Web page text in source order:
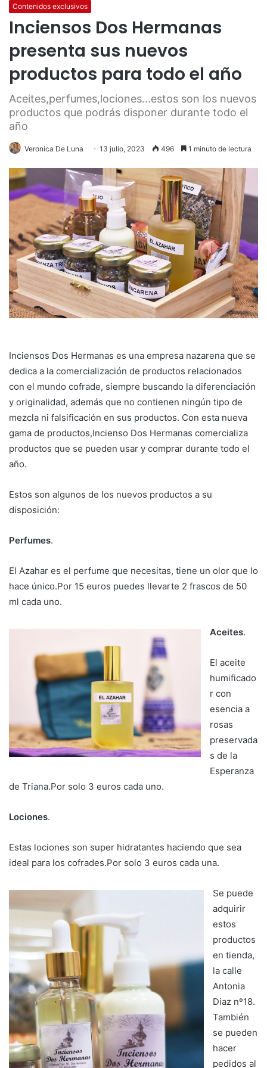
Contenidos exclusivos
Inciensos Dos Hermanas
presenta sus nuevos
productos para todo el año
Aceites,perfumes,lociones...estos son los nuevos
productos que podrás disponer durante todo el
año
Veronica De Luna 13 julio, 2023 496 1 minuto de lectura
Inciensos Dos Hermanas es una empresa nazarena que se
dedica a la comercialización de productos relacionados
con el mundo cofrade, siempre buscando la diferenciación
y originalidad, además que no contienen ningún tipo de
mezcla ni falsificación en sus productos. Con esta nueva
gama de productos,Incienso Dos Hermanas comercializa
productos que se pueden usar y comprar durante todo el
año.
Estos son algunos de los nuevos productos a su
disposición:
Perfumes.
El Azahar es el perfume que necesitas, tiene un olor que lo
hace único.Por 15 euros puedes llevarte 2 frascos de 50
ml cada uno.
Aceites.
El aceite
humificado
r con
esencia a
rosas
preservada
s de la
Esperanza
de Triana.Por solo 3 euros cada uno.
Lociones.
Estas lociones son super hidratantes haciendo que sea
ideal para los cofrades.Por solo 3 euros cada una.
Se puede
adquirir
estos
productos
en tienda,
la calle
Antonia
Diaz nº18.
También
se pueden
hacer
pedidos al